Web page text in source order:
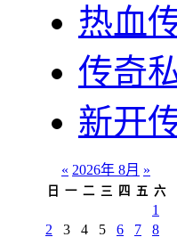
热血
传奇
新开
« 2026年 8月 »
日 一 二 三 四 五 六
1
2
3 4 5 6 7
8